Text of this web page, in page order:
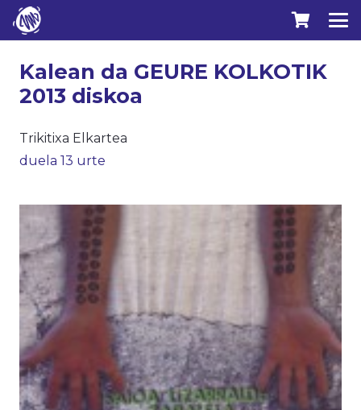
Kalean da GEURE KOLKOTIK
2013 diskoa
Trikitixa Elkartea
duela 13 urte